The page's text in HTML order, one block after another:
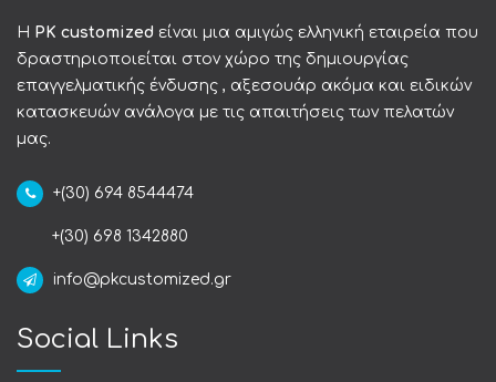
Η PK customized είναι μια αμιγώς ελληνική εταιρεία που
δραστηριοποιείται στον χώρο της δημιουργίας
επαγγελματικής ένδυσης , αξεσουάρ ακόμα και ειδικών
κατασκευών ανάλογα με τις απαιτήσεις των πελατών
μας.
+(30) 694 8544474
+(30) 698 1342880
info@pkcustomized.gr
Social Links